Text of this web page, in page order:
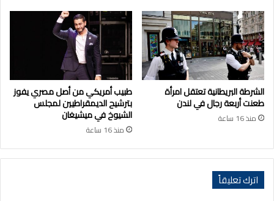
الشرطة البريطانية تعتقل امرأة
طعنت أربعة رجال في لندن
منذ 16 ساعة
طبيب أمريكي من أصل مصري يفوز
بترشيح الديمقراطيين لمجلس
الشيوخ في ميشيغان
منذ 16 ساعة
اترك تعليقاً